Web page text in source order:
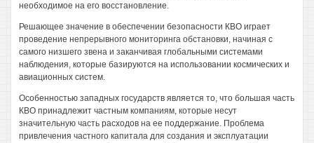
необходимое на его восстановление.
Решающее значение в обеспечении безопасности КВО играет
проведение непрерывного мониторинга обстановки, начиная с
самого низшего звена и заканчивая глобальными системами
наблюдения, которые базируются на использовании космических и
авиационных систем.
Особенностью западных государств является то, что большая часть
КВО принадлежит частным компаниям, которые несут
значительную часть расходов на ее поддержание. Проблема
привлечения частного капитала для создания и эксплуатации